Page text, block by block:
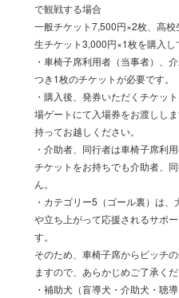
で観戦する場合
一般チケット7,500円×2枚、高
生チケット3,000円×1枚を購入し
・車椅子席利用者（当事者）、
つき1枚のチケットが必要です。
・購入後、発券いただくチケッ
場ゲートにて入場券をお渡しし
持ってお越しください。
・介助者、同行者は車椅子席利
チケットをお持ちでも介助者、
ん。
・カテゴリー5（ゴール裏）は
や立ち上がって応援されるサポ
す。
そのため、車椅子席からピッチ
ますので、あらかじめご了承くだ
・補助犬（盲導犬・介助犬・聴